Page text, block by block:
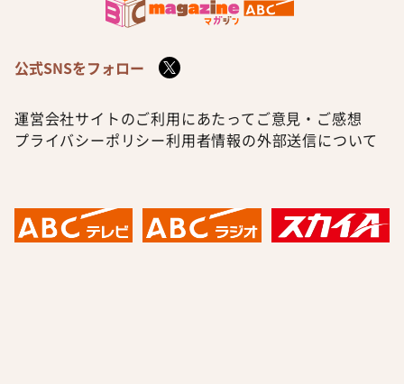
公式SNSをフォロー
運営会社サイトのご利用にあたって ご意見・ご感想
プライバシーポリシー利用者情報の外部送信について